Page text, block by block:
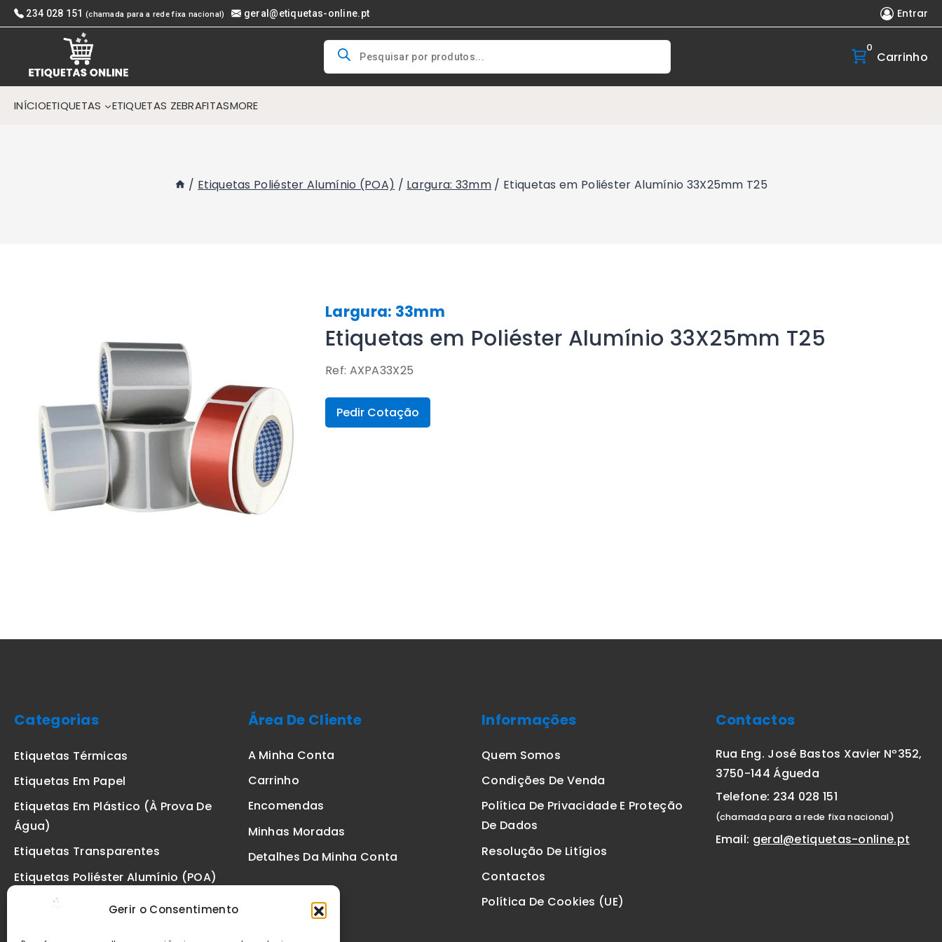
Gerir o Consentimento
Skip
to
234 028 151 (chamada para a rede fixa nacional) geral@etiquetas-online.pt Entrar
Products
search
0
Carrinho
INÍCIOETIQUETAS ETIQUETAS ZEBRAFITASMORE
/ Etiquetas Poliéster Alumínio (POA) / Largura: 33mm / Etiquetas em Poliéster Alumínio 33X25mm T25
Largura: 33mm
Etiquetas em Poliéster Alumínio 33X25mm T25
Ref: AXPA33X25
Pedir Cotação
Categorias
Etiquetas Térmicas
Etiquetas Em Papel
Etiquetas Em Plástico (à Prova De
Água)
Etiquetas Transparentes
Etiquetas Poliéster Alumínio (POA)
Etiquetas De Segurança VOID
Área De Cliente
A Minha Conta
Carrinho
Encomendas
Minhas Moradas
Detalhes Da Minha Conta
Informações
Quem Somos
Condições De Venda
Política De Privacidade E Proteção
De Dados
Resolução De Litígios
Contactos
Política De Cookies (UE)
Contactos
Rua Eng. José Bastos Xavier Nº352,
3750-144 Águeda
Telefone: 234 028 151
(chamada para a rede fixa nacional)
Email: geral@etiquetas-online.pt